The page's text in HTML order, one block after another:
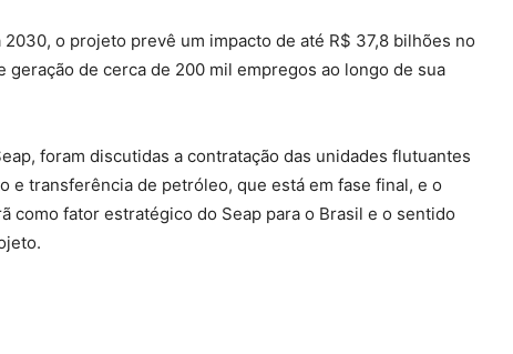
o projeto prevê um impacto de até R$ 37,8 bilhões no
geração de cerca de 200 mil empregos ao longo de sua
foram discutidas a contratação das unidades flutuantes
e transferência de petróleo, que está em fase final, e o
como fator estratégico do Seap para o Brasil e o sentido